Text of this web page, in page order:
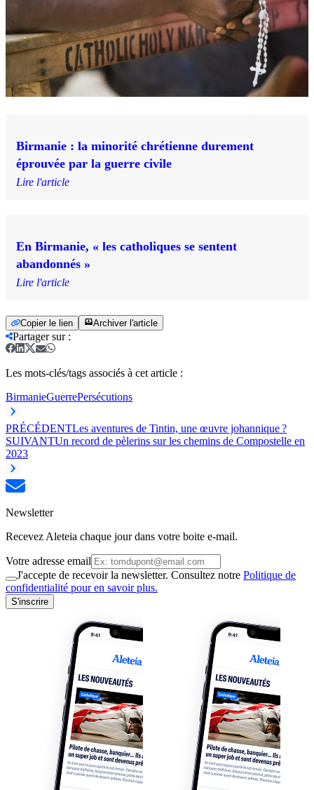
Birmanie : la minorité chrétienne durement
éprouvée par la guerre civile
Lire l'article
En Birmanie, « les catholiques se sentent
abandonnés »
Lire l'article
Copier le lien Archiver l'article
Partager sur:
Les mots-clés/tags associés à cet article :
BirmanieGuerrePersécutions
PRÉCÉDENTLes aventures de Tintin, une œuvre johannique ?
SUIVANTUn record de pèlerins sur les chemins de Compostelle en
2023
Newsletter
Recevez Aleteia chaque jour dans votre boite e-mail.
Votre adresse email
J'accepte de recevoir la newsletter. Consultez notre Politique de
confidentialité pour en savoir plus.
S'inscrire